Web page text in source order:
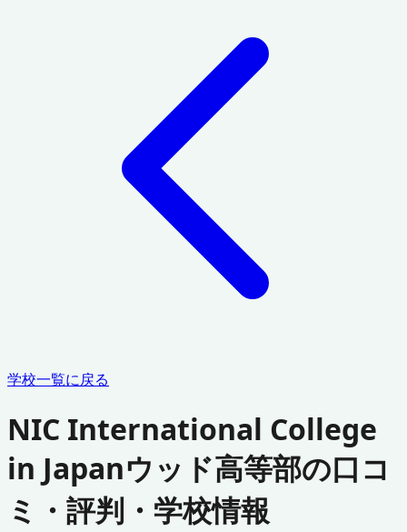
学校一覧に戻る
NIC International College
in Japanウッド高等部の口コ
ミ・評判・学校情報